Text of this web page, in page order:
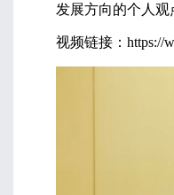
发展方向的个人观
视频链接：https://